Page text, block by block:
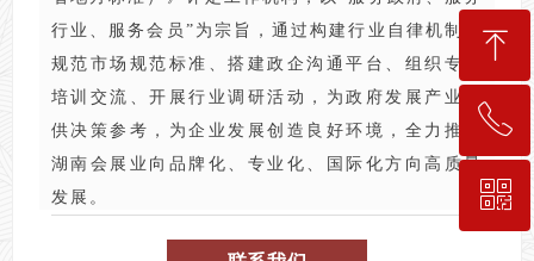
行业、服务会员”为宗旨，通过构建行业自律机制、
规范市场规范标准、搭建政企沟通平台、组织专业
培训交流、开展行业调研活动，为政府发展产业提
供决策参考，为企业发展创造良好环境，全力推动
湖南会展业向品牌化、专业化、国际化方向高质量
发展。
ꁸ
回到顶部
ꂅ
189-7498-5834
ꀥ